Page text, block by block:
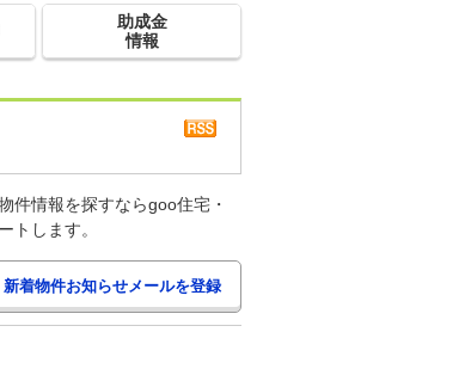
助成金
情報
件情報を探すならgoo住宅・
トします。